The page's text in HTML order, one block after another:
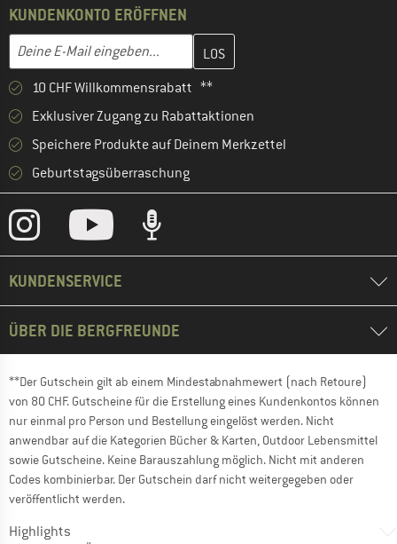
KUNDENKONTO ERÖFFNEN
E-Mail-Adresse
Gib hier deine E-Mail-Adresse ein und erstelle im nächsten
10 CHF Willkommensrabatt **
Exklusiver Zugang zu Rabattaktionen
Speichere Produkte auf Deinem Merkzettel
Geburtstagsüberraschung
KUNDENSERVICE
ÜBER DIE BERGFREUNDE
**Der Gutschein gilt ab einem Mindestabnahmewert (nach Retoure)
von 80 CHF. Gutscheine für die Erstellung eines Kundenkontos können
nur einmal pro Person und Bestellung eingelöst werden. Nicht
anwendbar auf die Kategorien Bücher & Karten, Outdoor Lebensmittel
sowie Gutscheine. Keine Barauszahlung möglich. Nicht mit anderen
Codes kombinierbar. Der Gutschein darf nicht weitergegeben oder
veröffentlicht werden.
Highlights